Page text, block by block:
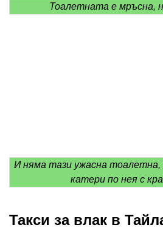
Тоалетната е мръсна,
И няма тази ужасна тоалетна,
катери по нея с
Такси за влак в